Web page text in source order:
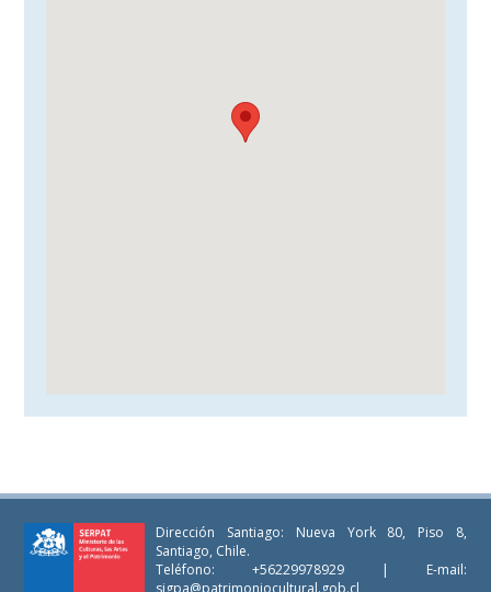
Dirección Santiago: Nueva York 80, Piso 8,
Santiago, Chile.
Teléfono: +56229978929 | E-mail:
sigpa@patrimoniocultural.gob.cl